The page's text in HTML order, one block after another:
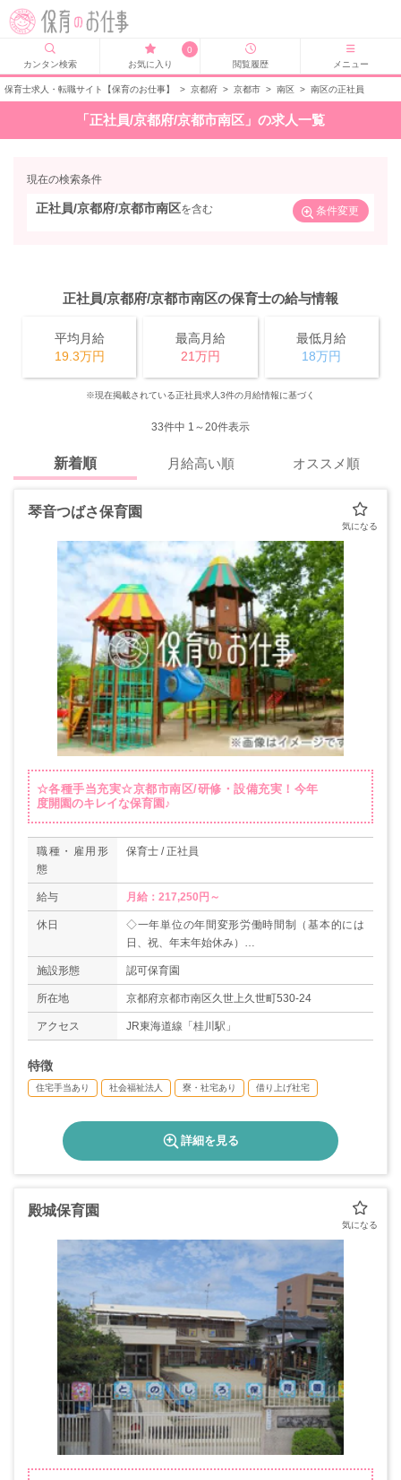
カンタン検索
0
お気に入り
閲覧履歴 メニュー
保育士求人・転職サイト【保育のお仕事】 > 京都府 > 京都市 > 南区 > 南区の正社員
「正社員/京都府/京都市南区」の求人一覧
現在の検索条件
正社員/京都府/京都市南区を含む 条件変更
正社員/京都府/京都市南区の保育士の給与情報
平均月給
19.3万円
最高月給
21万円
最低月給
18万円
※現在掲載されている正社員求人3件の月給情報に基づく
33件中 1～20件表示
新着順 月給高い順 オススメ順
琴音つばさ保育園
☆各種手当充実☆京都市南区/研修・設備充実！今年
度開園のキレイな保育園♪
職種・雇用形
態
保育士 / 正社員
給与 月給：217,250円～
休日
◇一年単位の年間変形労働時間制（基本的には
日、祝、年末年始休み）
◇有給休暇（初年度10日、2年目11日）
施設形態 認可保育園
所在地 京都府京都市南区久世上久世町530-24
アクセス JR東海道線「桂川駅」
特徴
住宅手当あり 社会福祉法人 寮・社宅あり 借り上げ社宅
詳細を見る
殿城保育園